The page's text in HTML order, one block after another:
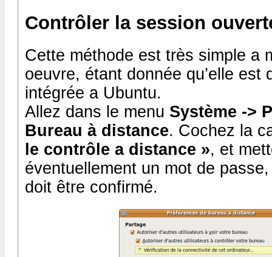
Contrôler la session
Cette méthode est très simple a
oeuvre, étant donnée qu’elle est
intégrée a Ubuntu.
Allez dans le menu Système ->
Bureau à distance. Cochez la
le contrôle a distance », et
éventuellement un mot de passe,
doit être confirmé.